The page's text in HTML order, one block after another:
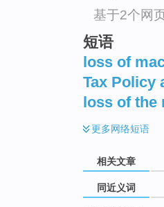
基于2个网
短语
loss of
Tax Policy
loss of the
更多网络短语
相关文章
同近义词